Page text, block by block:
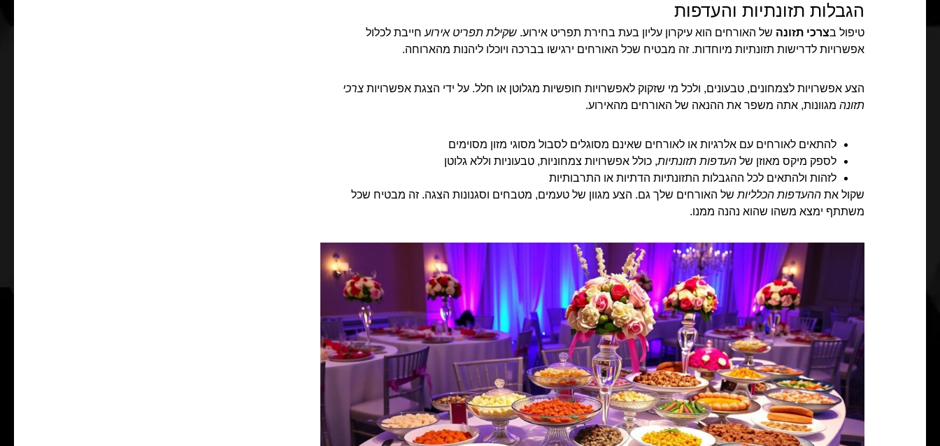
הגבלות תזונתיות והעדפות
טיפול בצרכי תזונה של האורחים הוא עיקרון עליון בעת בחירת תפריט אירוע. שקילת תפריט אירועחייבת לכלול
אפשרויות לדרישות תזונתיות מיוחדות. זה מבטיח שכל האורחים ירגישו בברכה ויוכלו ליהנות מהארוחה.
הצע אפשרויות לצמחונים, טבעונים, ולכל מי שזקוק לאפשרויות חופשיות מגלוטן או חלל. על ידי הצגת אפשרויות צרכי
תזונה מגוונות, אתה משפר את ההנאה של האורחים מהאירוע.
להתאים לאורחים עם אלרגיות או לאורחים שאינם מסוגלים לסבול מסוגי מזון מסוימים
לספק מיקס מאוזן של העדפות תזונתיות, כולל אפשרויות צמחוניות, טבעוניות וללא גלוטן
לזהות ולהתאים לכל ההגבלות התזונתיות הדתיות או התרבותיות
שקול את ההעדפות הכלליות של האורחים שלך גם. הצע מגוון של טעמים, מטבחים וסגנונות הצגה. זה מבטיח שכל
משתתף ימצא משהו שהוא נהנה ממנו.